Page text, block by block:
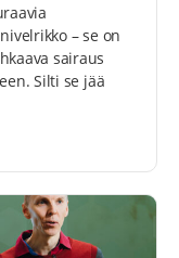
– se on
sairaus
Silti se jää